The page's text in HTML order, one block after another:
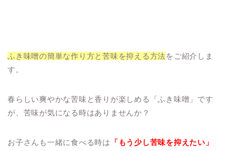
ふき味噌の簡単な作り方と苦味を抑える方法をご紹介しま
す。
春らしい爽やかな苦味と香りが楽しめる「ふき味噌」です
が、苦味が気になる時はありませんか？
お子さんも一緒に食べる時は
「もう少し苦味を抑えたい」